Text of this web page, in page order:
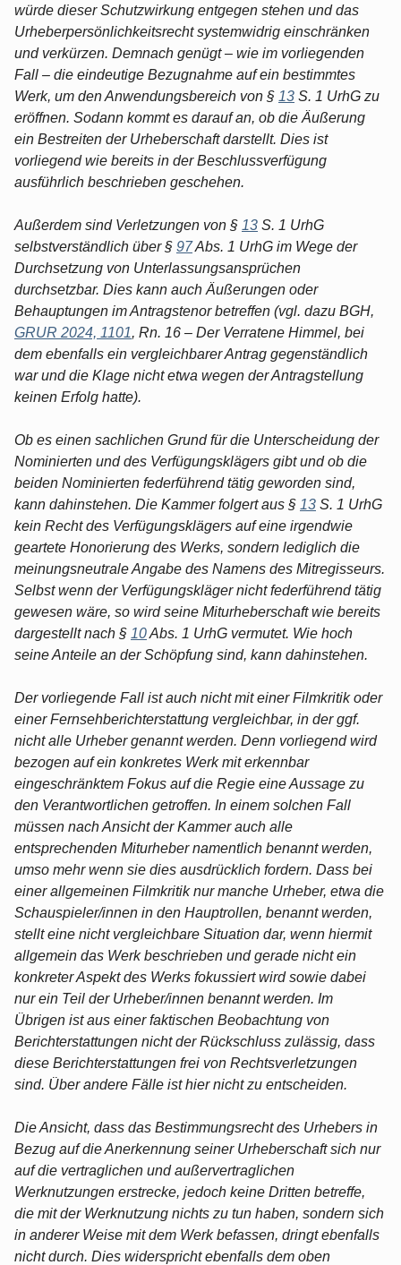
würde dieser Schutzwirkung entgegen stehen und das
Urheberpersönlichkeitsrecht systemwidrig einschränken
und verkürzen. Demnach genügt – wie im vorliegenden
Fall – die eindeutige Bezugnahme auf ein bestimmtes
Werk, um den Anwendungsbereich von § 13 S. 1 UrhG zu
eröffnen. Sodann kommt es darauf an, ob die Äußerung
ein Bestreiten der Urheberschaft darstellt. Dies ist
vorliegend wie bereits in der Beschlussverfügung
ausführlich beschrieben geschehen.
Außerdem sind Verletzungen von § 13 S. 1 UrhG
selbstverständlich über § 97Abs. 1 UrhG im Wege der
Durchsetzung von Unterlassungsansprüchen
durchsetzbar. Dies kann auch Äußerungen oder
Behauptungen im Antragstenor betreffen (vgl. dazu BGH,
GRUR 2024, 1101, Rn. 16 – Der Verratene Himmel, bei
dem ebenfalls ein vergleichbarer Antrag gegenständlich
war und die Klage nicht etwa wegen der Antragstellung
keinen Erfolg hatte).
Ob es einen sachlichen Grund für die Unterscheidung der
Nominierten und des Verfügungsklägers gibt und ob die
beiden Nominierten federführend tätig geworden sind,
kann dahinstehen. Die Kammer folgert aus § 13 S. 1 UrhG
kein Recht des Verfügungsklägers auf eine irgendwie
geartete Honorierung des Werks, sondern lediglich die
meinungsneutrale Angabe des Namens des Mitregisseurs.
Selbst wenn der Verfügungskläger nicht federführend tätig
gewesen wäre, so wird seine Miturheberschaft wie bereits
dargestellt nach § 10Abs. 1 UrhG vermutet. Wie hoch
seine Anteile an der Schöpfung sind, kann dahinstehen.
Der vorliegende Fall ist auch nicht mit einer Filmkritik oder
einer Fernsehberichterstattung vergleichbar, in der ggf.
nicht alle Urheber genannt werden. Denn vorliegend wird
bezogen auf ein konkretes Werk mit erkennbar
eingeschränktem Fokus auf die Regie eine Aussage zu
den Verantwortlichen getroffen. In einem solchen Fall
müssen nach Ansicht der Kammer auch alle
entsprechenden Miturheber namentlich benannt werden,
umso mehr wenn sie dies ausdrücklich fordern. Dass bei
einer allgemeinen Filmkritik nur manche Urheber, etwa die
Schauspieler/innen in den Hauptrollen, benannt werden,
stellt eine nicht vergleichbare Situation dar, wenn hiermit
allgemein das Werk beschrieben und gerade nicht ein
konkreter Aspekt des Werks fokussiert wird sowie dabei
nur ein Teil der Urheber/innen benannt werden. Im
Übrigen ist aus einer faktischen Beobachtung von
Berichterstattungen nicht der Rückschluss zulässig, dass
diese Berichterstattungen frei von Rechtsverletzungen
sind. Über andere Fälle ist hier nicht zu entscheiden.
Die Ansicht, dass das Bestimmungsrecht des Urhebers in
Bezug auf die Anerkennung seiner Urheberschaft sich nur
auf die vertraglichen und außervertraglichen
Werknutzungen erstrecke, jedoch keine Dritten betreffe,
die mit der Werknutzung nichts zu tun haben, sondern sich
in anderer Weise mit dem Werk befassen, dringt ebenfalls
nicht durch. Dies widerspricht ebenfalls dem oben